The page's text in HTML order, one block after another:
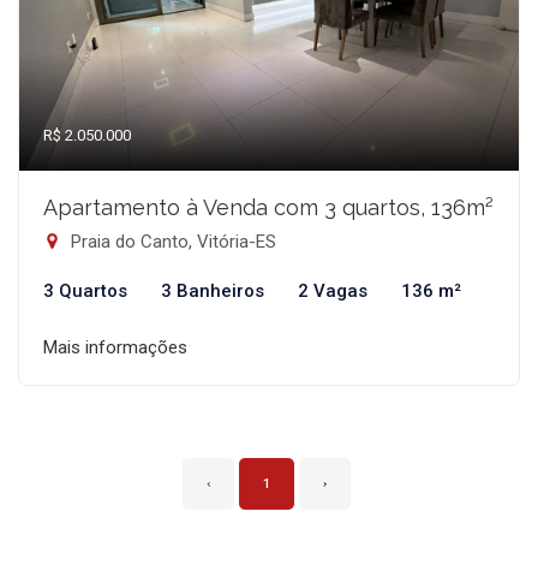
R$ 2.050.000
Apartamento à Venda com 3 quartos, 136m²
Praia do Canto, Vitória-ES
3 Quartos 3 Banheiros 2 Vagas 136 m²
Mais informações
‹ 1 ›